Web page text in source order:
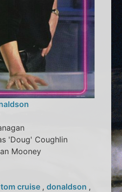
'Doug' Coughlin
Mooney
tom cruise ,donaldson ,